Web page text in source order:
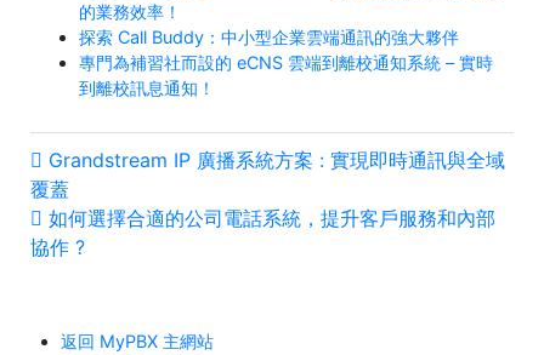
的業務效率！
探索 Call Buddy：中小型企業雲端通訊的強大夥伴
專門為補習社而設的 eCNS 雲端到離校通知系統 – 實時
到離校訊息通知！
Grandstream IP 廣播系統方案 : 實現即時通訊與全域
覆蓋
如何選擇合適的公司電話系統，提升客戶服務和內部
協作 ?
返回 MyPBX 主網站